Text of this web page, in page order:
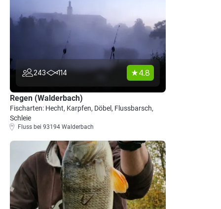
243 114 4.8
Regen (Walderbach)
Fischarten: Hecht, Karpfen, Döbel, Flussbarsch,
Schleie
Fluss bei 93194 Walderbach